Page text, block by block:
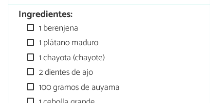
Ingredientes:
1 berenjena
1 plátano maduro
1 chayota (chayote)
2 dientes de ajo
100 gramos de auyama